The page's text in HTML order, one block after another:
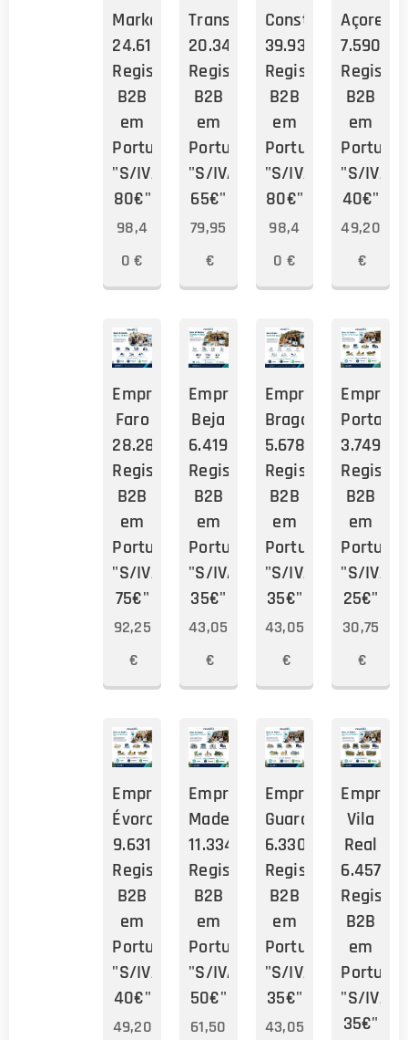
Marketing
24.615
Registos
B2B
em
Portugal
"S/IVA:
80€"
98,4
0 €
Transporte
20.341
Registos
B2B
em
Portugal
"S/IVA:
65€"
79,95
€
Construção
39.930
Registos
B2B
em
Portugal
"S/IVA:
80€"
98,4
0 €
Açores
7.590
Registos
B2B
em
Portugal
"S/IVA:
40€"
49,20
€
Empresas
Faro
28.286
Registos
B2B
em
Portugal
"S/IVA:
75€"
92,25
€
Empresas
Beja
6.419
Registos
B2B
em
Portugal
"S/IVA:
35€"
43,05
€
Empresas
Bragança
5.678
Registos
B2B
em
Portugal
"S/IVA:
35€"
43,05
€
3.749
Registos
B2B
em
Portugal
"S/IVA:
25€"
30,75
€
Empresas
Évora
9.631
Registos
B2B
em
Portugal
"S/IVA:
40€"
49,20
Empresas
Madeira
11.334
Registos
B2B
em
Portugal
"S/IVA:
50€"
61,50
Empresas
Guarda
6.330
Registos
B2B
em
Portugal
"S/IVA:
35€"
43,05
Vila
Real
6.457
Registos
B2B
em
Portugal
"S/IVA:
35€"